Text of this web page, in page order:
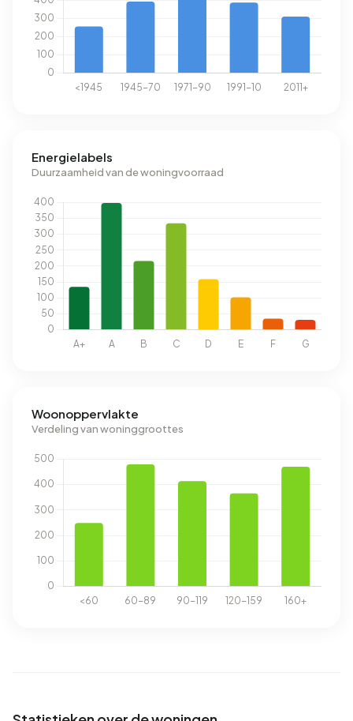
Energielabels
Duurzaamheid van de woningvoorraad
Woonoppervlakte
Verdeling van woninggroottes